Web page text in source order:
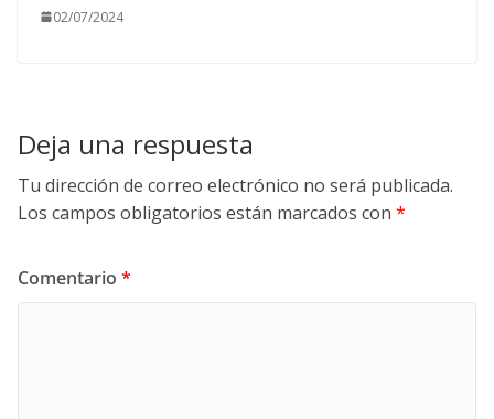
02/07/2024
Deja una respuesta
Tu dirección de correo electrónico no será publicada.
Los campos obligatorios están marcados con *
Comentario *